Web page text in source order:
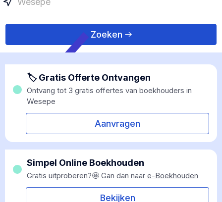
Zoeken
🏷 Gratis Offerte Ontvangen
Ontvang tot 3 gratis offertes van boekhouders in
Wesepe
Aanvragen
Simpel Online Boekhouden
Gratis uitproberen?🤩 Gan dan naar e-Boekhouden
Bekijken